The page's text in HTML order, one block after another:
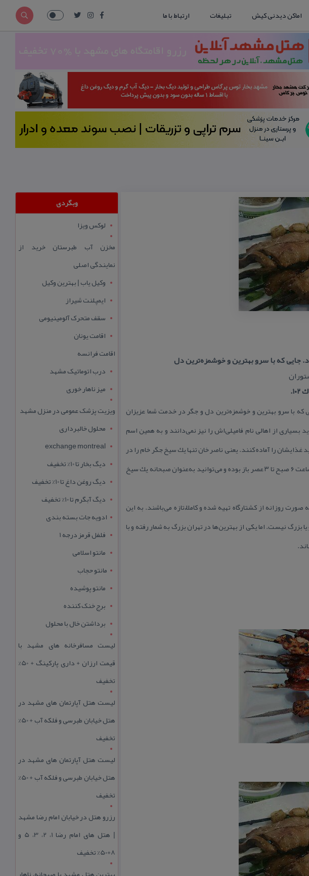
اماکن دیدنی کیش تبلیغات ارتباط با ما
قدیمی این شهر بوده كه قدمتی ۲۰ ساله دارد. جایی كه با سرو بهترین و خوشمزه‌ترین دل و جگر در خدمت شما عزیزان
از اهالی نام فامیلی‌اش را نیز نمی‌دانند و به همین اسم
را آماده كنند. یعنی ناصر خان تنها یك سیخ جگر خام را در
اختیارشان قرار داده و خودشان باید زحمت كباب كردنش را بكشند. این جگركی معروف، از ساعت ۶ صبح تا ۳ عصر باز بوده و می‌توانید به‌عنوان صبحانه یك سیخ
روزانه از كشتارگاه تهیه شده و كاملاٌ تازه می‌باشند. به این
نیست. اما یكی از بهترین‌ها در تهران بزرگ به شمار رفته و با
وبگردی
لوکس ویزا
مخزن آب طبرستان خرید از
نمایندگی اصلی
وکیل یاب | بهترین وکیل
ایمپلنت شیراز
سقف متحرک آلومینیومی
اقامت یونان
اقامت فرانسه
درب اتوماتیک مشهد
میز ناهار خوری
ویزیت پزشک عمومی در منزل مشهد
محلول خالبرداری
exchange montreal
دیگ بخار تا 10% تخفیف
دیگ روغن داغ تا 10% تخفیف
دیگ آبگرم تا 10% تخفیف
ادویه جات بسته بندی
فلفل قرمز درجه 1
مانتو اسلامی
مانتو حجاب
مانتو پوشیده
برج خنک کننده
برداشتن خال با محلول
لیست مسافرخانه های مشهد با
قیمت ارزان + داری پارکینگ + 50%
تخفیف
لیست هتل آپارتمان های مشهد در
هتل خیابان طبرسی و فلکه آب + 50%
تخفیف
لیست هتل آپارتمان های مشهد در
هتل خیابان طبرسی و فلکه آب + 50%
تخفیف
رزرو هتل در خیابان امام رضا مشهد
| هتل‌ های امام رضا 1، 2، 3، 5 و
8+50% تخفیف